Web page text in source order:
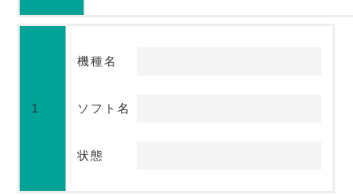
1
機種名
ソフト名
状態